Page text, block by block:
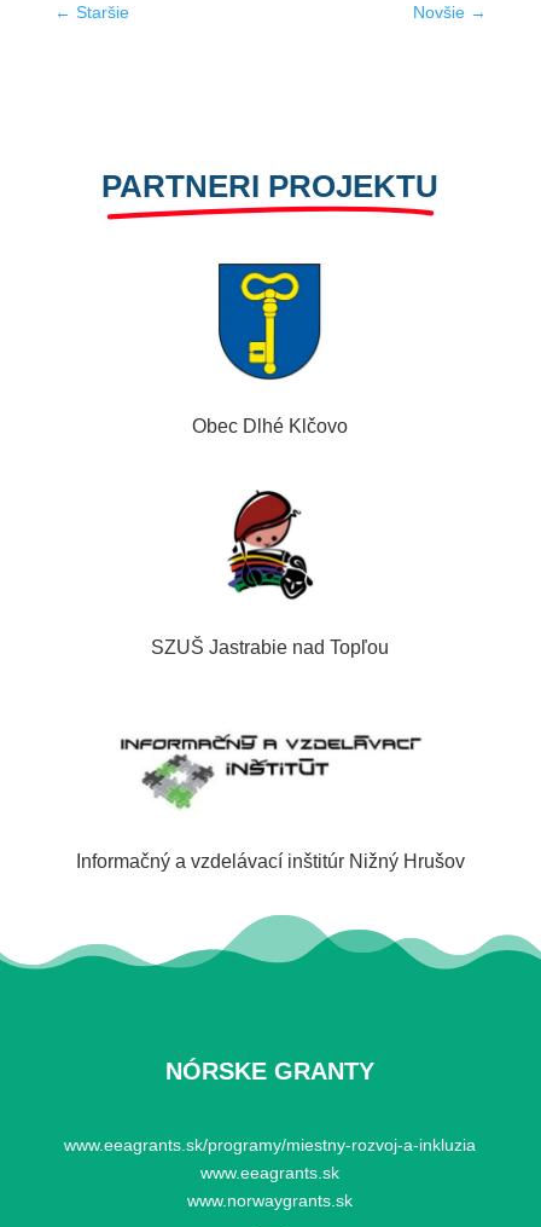
← Staršie Novšie →
PARTNERI PROJEKTU
Obec Dlhé Klčovo
SZUŠ Jastrabie nad Topľou
Informačný a vzdelávací inštitúr Nižný Hrušov
NÓRSKE GRANTY
www.eeagrants.sk/programy/miestny-rozvoj-a-inkluzia
www.eeagrants.sk
www.norwaygrants.sk